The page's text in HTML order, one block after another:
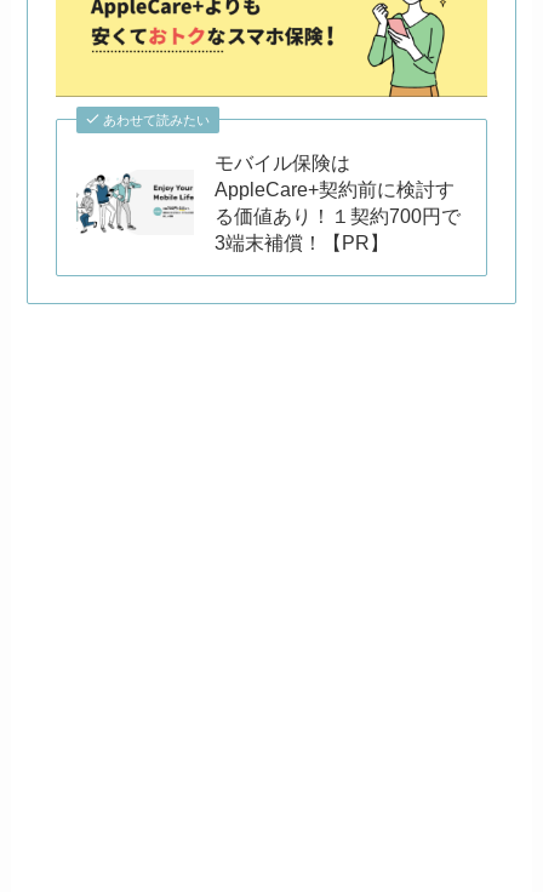
あわせて読みたい
モバイル保険は
AppleCare+契約前に検討す
る価値あり！１契約700円で
3端末補償！【PR】